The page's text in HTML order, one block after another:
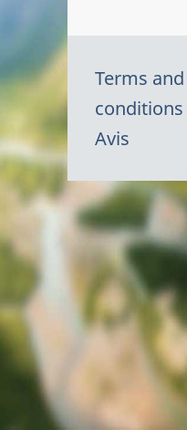
Terms and
conditions
Avis